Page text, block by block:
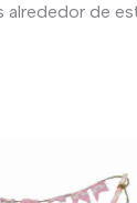
de